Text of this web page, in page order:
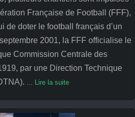
Française de Football (FFF),
de doter le football français d’un
2001, la FFF officialise le
Commission Centrale des
par une Direction Technique
... Lire la suite